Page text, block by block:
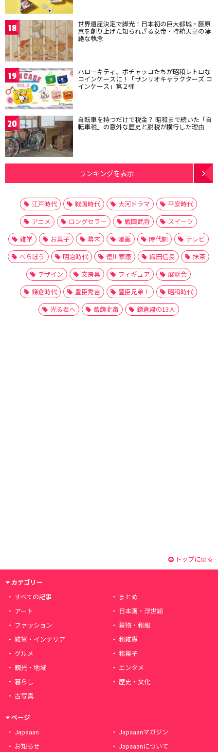
18 世界遺産決定で脚光！日本初の巨大都城・藤原
京を創り上げた知られざる女帝・持統天皇の凄
絶な執念
19 ハローキティ、ポチャッコたちが昭和レトロな
コインケースに！「サンリオキャラクターズ コ
インケース」第２弾
20 自転車を持つだけで税金？ 昭和まで続いた「自
転車税」の意外な歴史と脱税が横行した理由
ランキングを表示
江戸時代 戦国時代 大河ドラマ
平安時代
アニメ
ロングセラー 戦国武将
スイーツ
雑学
お菓子 幕末 漫画 時代劇
テレビ
べらぼう
明治時代 徳川家康 織田信長
抹茶
デザイン
文房具 フィギュア
展覧会
鎌倉時代
豊臣秀吉 豊臣兄弟！
昭和時代
光る君へ
葛飾北斎 鎌倉殿の13人
トップに戻る
カテゴリー
すべての記事
まとめ
アート
日本画・浮世絵
ファッション
着物・和服
雑貨・インテリア
和雑貨
グルメ
和菓子
観光・地域
エンタメ
暮らし
歴史・文化
古写真
ページ
Japaaan
Japaaanマガジン
お知らせ
Japaaanについて